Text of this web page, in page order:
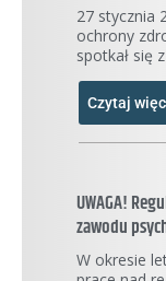
27 stycznia
ochrony
spotkał się
Czytaj
UWAGA!
zawodu
W okresie